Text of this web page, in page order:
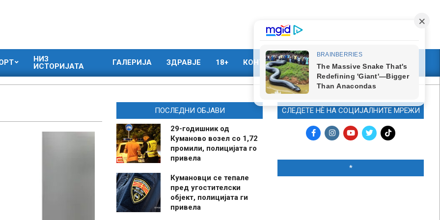
НИЗ
ИСТОРИЈАТА
ГАЛЕРИЈА ЗДРАВЈЕ 18+ КОНТАКТ МАРКЕТИНГ
ПОСЛЕДНИ ОБЈАВИ
29-годишник од
Куманово возел со 1,72
промили, полицијата го
привела
Кумановци се тепале
пред угостителски
објект, полицијата ги
привела
СЛЕДЕТЕ НЀ НА СОЦИЈАЛНИТЕ МРЕЖИ
*